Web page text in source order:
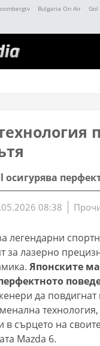
Bulgaria On Air Gol
осигурява
08:38
легендарни
за лазерно
Японските
да
в сърцето на
Mazda 6.